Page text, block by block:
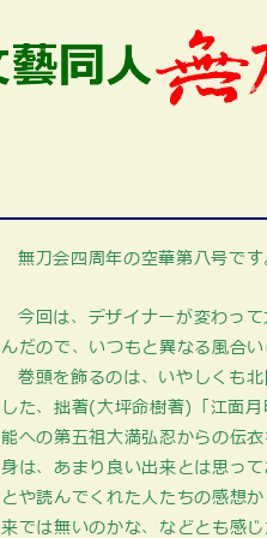
無刀会四周年の空華第八号です
今回は、デザイナーが変わっ
んだので、いつもと異なる風合
巻頭を飾るのは、いやしくも
した、拙著(大坪命樹著)「江面
能への第五祖大満弘忍からの伝
身は、あまり良い出来とは思っ
とや読んでくれた人たちの感想
来では無いのかな、などとも感